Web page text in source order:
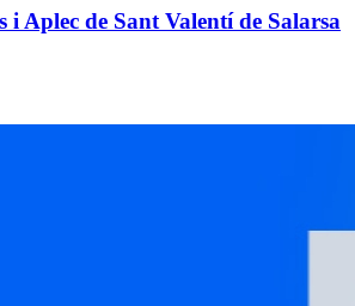
i Aplec de Sant Valentí de Salarsa